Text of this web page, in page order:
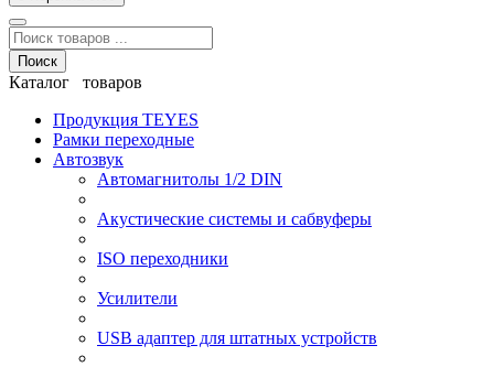
Поиск
Каталог товаров
Продукция TEYES
Рамки переходные
Автозвук
Автомагнитолы 1/2 DIN
Акустические системы и сабвуферы
ISO переходники
Усилители
USB адаптер для штатных устройств